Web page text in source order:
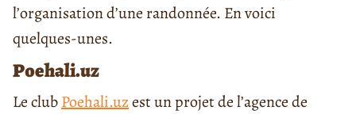
l’organisation d’une randonnée. En voici
quelques-unes.
Poehali.uz
Le clubPoehali.uzest un projet de l’agence de